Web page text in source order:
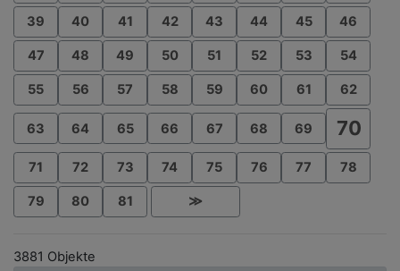
39 40 41 42 43 44 45 46
47 48 49 50 51 52 53 54
55 56 57 58 59 60 61 62
63 64 65 66 67 68 69 70
71 72 73 74 75 76 77 78
79 80 81 ≫
3881 Objekte